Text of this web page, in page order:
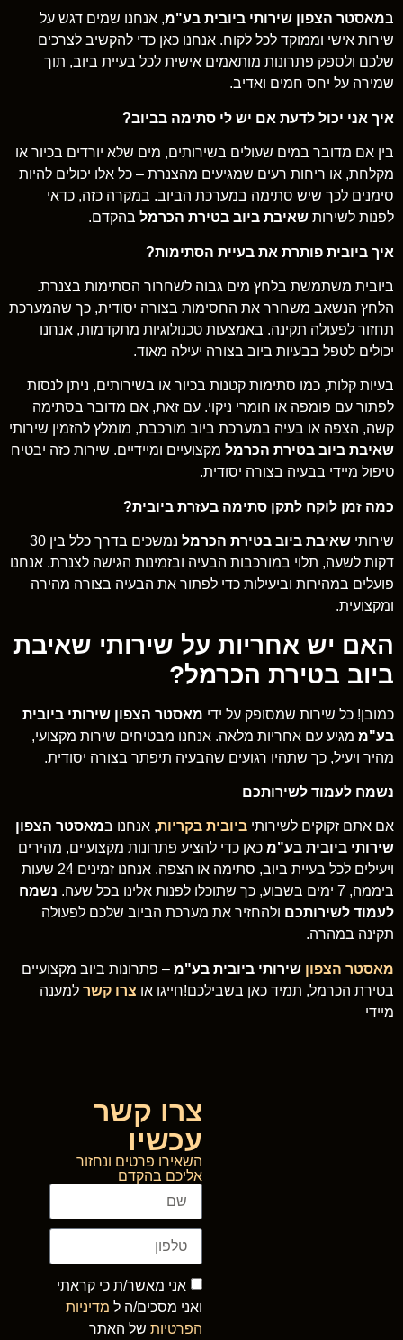
במאסטר הצפון שירותי ביובית בע"מ, אנחנו שמים דגש על
שירות אישי וממוקד לכל לקוח. אנחנו כאן כדי להקשיב לצרכים
שלכם ולספק פתרונות מותאמים אישית לכל בעיית ביוב, תוך
שמירה על יחס חמים ואדיב.
איך אני יכול לדעת אם יש לי סתימה בביוב?
בין אם מדובר במים שעולים בשירותים, מים שלא יורדים בכיור או
מקלחת, או ריחות רעים שמגיעים מהצנרת – כל אלו יכולים להיות
סימנים לכך שיש סתימה במערכת הביוב. במקרה כזה, כדאי
לפנות לשירות שאיבת ביוב בטירת הכרמל בהקדם.
איך ביובית פותרת את בעיית הסתימות?
ביובית משתמשת בלחץ מים גבוה לשחרור הסתימות בצנרת.
הלחץ הנשאב משחרר את החסימות בצורה יסודית, כך שהמערכת
תחזור לפעולה תקינה. באמצעות טכנולוגיות מתקדמות, אנחנו
יכולים לטפל בבעיות ביוב בצורה יעילה מאוד.
בעיות קלות, כמו סתימות קטנות בכיור או בשירותים, ניתן לנסות
לפתור עם פומפה או חומרי ניקוי. עם זאת, אם מדובר בסתימה
קשה, הצפה או בעיה במערכת ביוב מורכבת, מומלץ להזמין שירותי
שאיבת ביוב בטירת הכרמל מקצועיים ומיידיים. שירות כזה יבטיח
טיפול מיידי בבעיה בצורה יסודית.
כמה זמן לוקח לתקן סתימה בעזרת ביובית?
שירותי שאיבת ביוב בטירת הכרמל
נמשכים בדרך כלל בין 30
דקות לשעה, תלוי במורכבות הבעיה ובזמינות הגישה לצנרת. אנחנו
פועלים במהירות וביעילות כדי לפתור את הבעיה בצורה מהירה
ומקצועית.
האם יש אחריות על שירותי שאיבת
ביוב בטירת הכרמל?
כמובן! כל שירות שמסופק על ידי מאסטר הצפון שירותי ביובית
בע"מ מגיע עם אחריות מלאה. אנחנו מבטיחים שירות מקצועי,
מהיר ויעיל, כך שתהיו רגועים שהבעיה תיפתר בצורה יסודית.
נשמח לעמוד לשירותכם
אם אתם זקוקים לשירותי ביובית בקריות, אנחנו במאסטר הצפון
שירותי ביובית בע"מ כאן כדי להציע פתרונות מקצועיים, מהירים
ויעילים לכל בעיית ביוב, סתימה או הצפה. אנחנו זמינים 24 שעות
ביממה, 7 ימים בשבוע, כך שתוכלו לפנות אלינו בכל שעה.
נשמח
לעמוד לשירותכם ולהחזיר את מערכת הביוב שלכם לפעולה
תקינה במהרה.
מאסטר הצפון שירותי ביובית בע"מ – פתרונות ביוב מקצועיים
בטירת הכרמל, תמיד כאן בשבילכם!חייגו או צרו קשר למענה
מיידי
צרו קשר
עכשיו
השאירו פרטים ונחזור
אליכם בהקדם
אני מאשר/ת כי קראתי
ואני מסכים/ה ל מדיניות
הפרטיותשל האתר